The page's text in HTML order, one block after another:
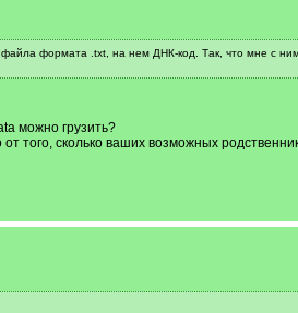
формата .txt, на нем ДНК-код. Так, что мне с
можно грузить?
того, сколько ваших возможных